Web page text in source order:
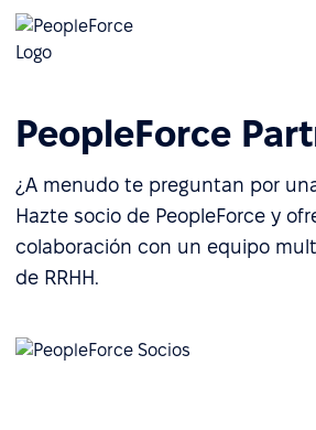
PeopleForce
¿A menudo te preguntan por
Hazte socio de PeopleForce y
colaboración con un equipo
de RRHH.